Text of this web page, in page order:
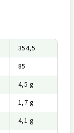
354,5
85
4,5 g
1,7 g
4,1 g